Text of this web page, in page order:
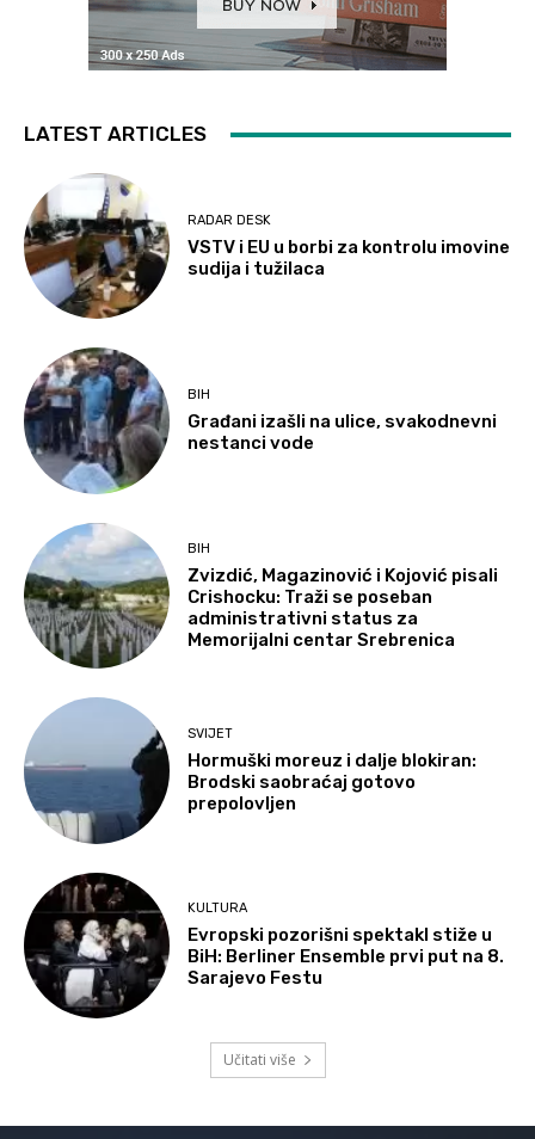
LATEST ARTICLES
RADAR DESK
VSTV i EU u borbi za kontrolu imovine
sudija i tužilaca
BIH
Građani izašli na ulice, svakodnevni
nestanci vode
BIH
Zvizdić, Magazinović i Kojović pisali
Crishocku: Traži se poseban
administrativni status za
Memorijalni centar Srebrenica
SVIJET
Hormuški moreuz i dalje blokiran:
Brodski saobraćaj gotovo
prepolovljen
KULTURA
Evropski pozorišni spektakl stiže u
BiH: Berliner Ensemble prvi put na 8.
Sarajevo Festu
Učitati više